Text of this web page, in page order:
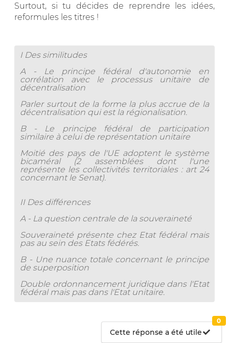
Surtout, si tu décides de reprendre les idées,
reformules les titres !
I Des similitudes
A - Le principe fédéral d'autonomie en
corrélation avec le processus unitaire de
décentralisation
Parler surtout de la forme la plus accrue de la
décentralisation qui est la régionalisation.
B - Le principe fédéral de participation
similaire à celui de représentation unitaire
Moitié des pays de l'UE adoptent le système
bicaméral (2 assemblées dont l'une
représente les collectivités territoriales : art 24
concernant le Senat).
II Des différences
A - La question centrale de la souveraineté
Souveraineté présente chez Etat fédéral mais
pas au sein des Etats fédérés.
B - Une nuance totale concernant le principe
de superposition
Double ordonnancement juridique dans l'Etat
fédéral mais pas dans l'Etat unitaire.
Cette réponse a été utile
0